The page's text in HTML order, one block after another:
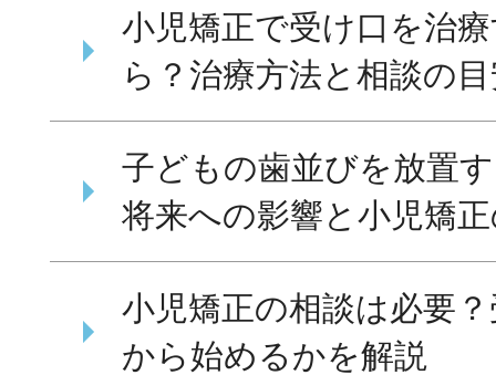
小児矯正で受け口を治
ら？治療方法と相談の
子どもの歯並びを放置
将来への影響と小児矯
小児矯正の相談は必要
から始めるかを解説